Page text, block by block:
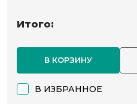
Итого:
В КОРЗИНУ
В ИЗБРАННОЕ